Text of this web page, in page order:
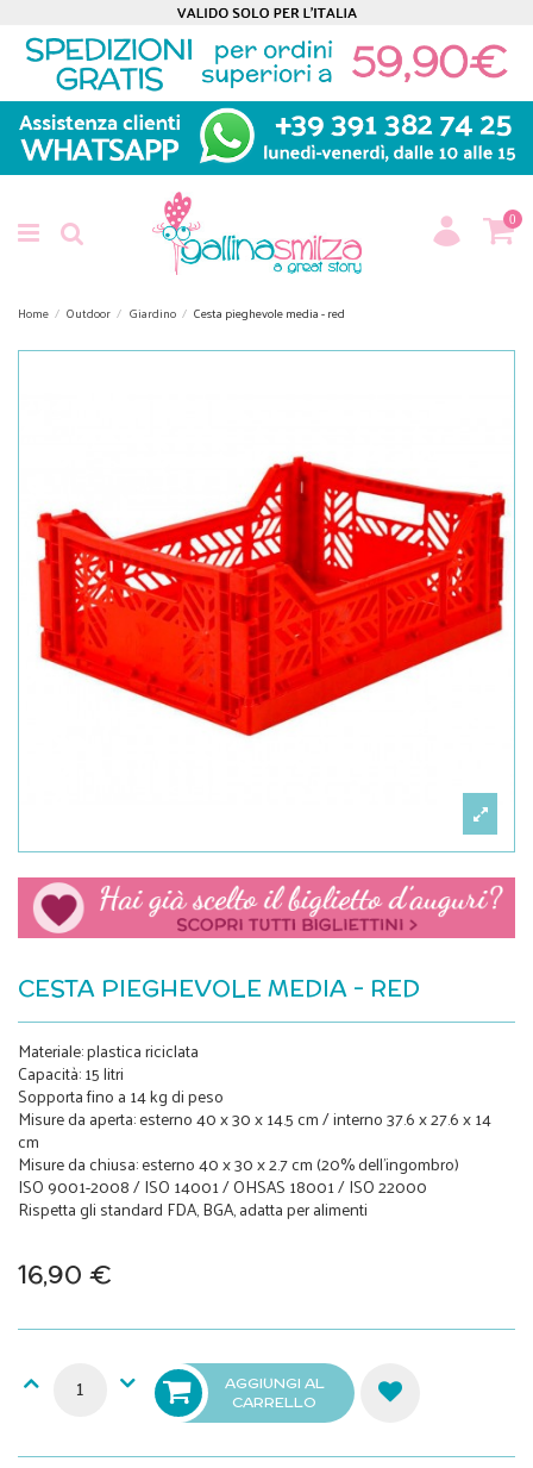
0
Home Outdoor Giardino Cesta pieghevole media - red
CESTA PIEGHEVOLE MEDIA - RED
Materiale: plastica riciclata
Capacità: 15 litri
Sopporta fino a 14 kg di peso
Misure da aperta: esterno 40 x 30 x 14.5 cm / interno 37.6 x 27.6 x 14
cm
Misure da chiusa: esterno 40 x 30 x 2.7 cm (20% dell'ingombro)
ISO 9001-2008 / ISO 14001 / OHSAS 18001 / ISO 22000
Rispetta gli standard FDA, BGA, adatta per alimenti
16,90 €
AGGIUNGI AL
CARRELLO